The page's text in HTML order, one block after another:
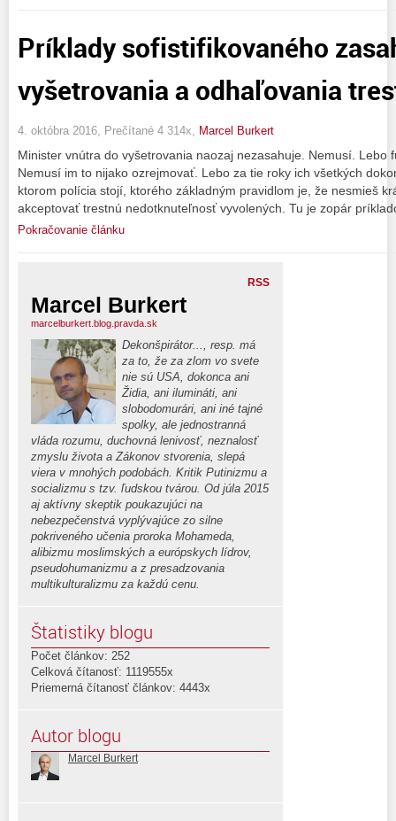
Príklady sofistifikovaného
vyšetrovania a odhaľovania
4. októbra 2016, Prečítané 4 314x, Marcel Burkert
Minister vnútra do vyšetrovania naozaj nezasahuje. Nemusí. Lebo
Nemusí im to nijako ozrejmovať. Lebo za tie roky ich všetkých
ktorom polícia stojí, ktorého základným pravidlom je, že nesmieš
akceptovať trestnú nedotknuteľnosť vyvolených. Tu je zopár
Pokračovanie článku
RSS
Marcel Burkert
marcelburkert.blog.pravda.sk
Dekonšpirátor..., resp. má
za to, že za zlom vo svete
nie sú USA, dokonca ani
Židia, ani ilumináti, ani
slobodomurári, ani iné tajné
spolky, ale jednostranná
vláda rozumu, duchovná lenivosť, neznalosť
zmyslu života a Zákonov stvorenia, slepá
viera v mnohých podobách. Kritik Putinizmu a
socializmu s tzv. ľudskou tvárou. Od júla 2015
aj aktívny skeptik poukazujúci na
nebezpečenstvá vyplývajúce zo silne
pokriveného učenia proroka Mohameda,
alibizmu moslimských a európskych lídrov,
pseudohumanizmu a z presadzovania
multikulturalizmu za každú cenu.
Štatistiky blogu
Počet článkov: 252
Celková čítanosť: 1119555x
Priemerná čítanosť článkov: 4443x
Autor blogu
Marcel Burkert